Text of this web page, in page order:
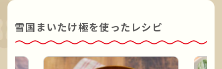
雪国まいたけ極を使ったレシピ